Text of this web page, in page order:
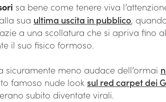
sa bene come tenere viva
sua ultima uscita in pubblico,
a una scollatura che si apriva fino
il suo fisico formoso.
sicuramente meno audace dell’ormai
famoso nude look sul red carpet dei
subito diventate virali.